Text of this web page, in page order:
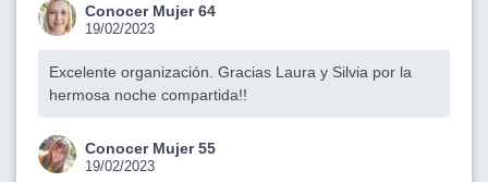
Conocer Mujer 64
19/02/2023
Excelente organización. Gracias Laura y Silvia por la
hermosa noche compartida!!
Conocer Mujer 55
19/02/2023